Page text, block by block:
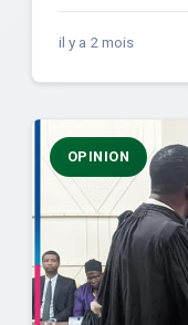
il y a 2 mois
OPINION